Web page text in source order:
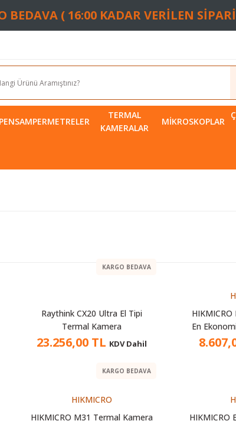
BEDAVA ( 16:00 KADAR VERİLEN
PENSAMPERMETRELER
TERMAL
KAMERALAR
MIKROSKOPLAR
KARGO BEDAVA
Raythink CX20 Ultra El Tipi
Termal Kamera
23.256,00 TL KDV Dahil
HIKMICRO
En
KARGO BEDAVA
HIKMICRO
HIKMICRO M31 Termal Kamera
HIKMICRO